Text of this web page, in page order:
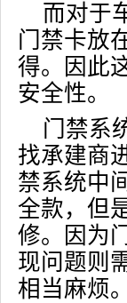
而对于
门禁卡放
得。因此
安全性。
门禁系
找承建商
禁系统中
全款，但
修。因为
现问题则
相当麻烦。